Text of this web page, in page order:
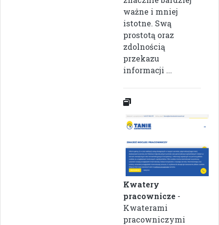
ważne i mniej
istotne. Swą
prostotą oraz
zdolnością
przekazu
informacji ...
Kwatery
pracownicze -
Kwaterami
pracowniczymi